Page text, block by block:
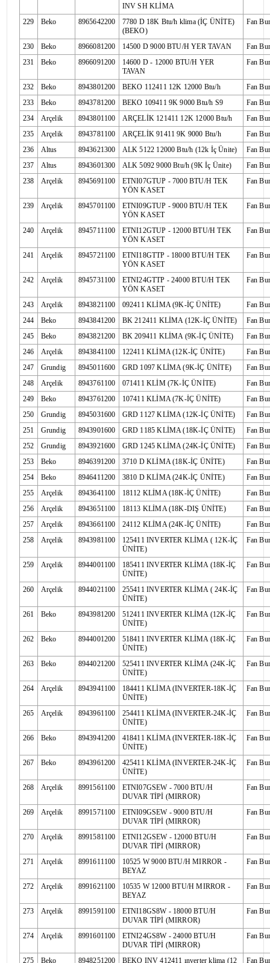
INV SH KLİMA
229 Beko 8965642200
7780 D 18K Btu/h klima (İÇ ÜNİTE)
(BEKO)
Fan
230 Beko 8966081200 14500 D 9000 BTU/H YER TAVAN
Fan
231
Beko 8966091200
14600 D - 12000 BTU/H YER
TAVAN
Fan
232 Beko 8943801200 BEKO 112411 12K 12000 Btu/h
Fan
233
Beko 8943781200 BEKO 109411 9K 9000 Btu/h S9
Fan
234
Arçelik 8943801100 ARÇELİK 121411 12K 12000 Btu/h
Fan
235
Arçelik 8943781100 ARÇELİK 91411 9K 9000 Btu/h
Fan
236
Altus 8943621300 ALK 5122 12000 Btu/h (12k İç Ünite)
Fan
237
Altus 8943601300 ALK 5092 9000 Btu/h (9K İç Ünite)
Fan
238
Arçelik 8945691100
ETNI07GTUP - 7000 BTU/H TEK
YÖN KASET
Fan
239 Arçelik 8945701100
ETNI09GTUP - 9000 BTU/H TEK
YÖN KASET
Fan
240 Arçelik 8945711100
ETNI12GTUP - 12000 BTU/H TEK
YÖN KASET
Fan
241 Arçelik 8945721100
ETNI18GTTP - 18000 BTU/H TEK
YÖN KASET
Fan
242 Arçelik 8945731100
ETNI24GTTP - 24000 BTU/H TEK
YÖN KASET
Fan
243 Arçelik 8943821100 092411 KLİMA (9K-İÇ ÜNİTE)
Fan
244
Beko 8943841200 BK 212411 KLİMA (12K-İÇ ÜNİTE)
Fan
245
Beko 8943821200 BK 209411 KLİMA (9K-İÇ ÜNİTE)
Fan
246
Arçelik 8943841100 122411 KLİMA (12K-İÇ ÜNİTE)
Fan
247
Grundig 8945011600 GRD 1097 KLİMA (9K-İÇ ÜNİTE)
Fan
248
Arçelik 8943761100 071411 KLİM (7K-İÇ ÜNİTE)
Fan
249
Beko 8943761200 107411 KLİMA (7K-İÇ ÜNİTE)
Fan
250
Grundig 8945031600 GRD 1127 KLİMA (12K-İÇ ÜNİTE)
Fan
251
Grundig 8943901600 GRD 1185 KLİMA (18K-İÇ ÜNİTE)
Fan
252
Grundig 8943921600 GRD 1245 KLİMA (24K-İÇ ÜNİTE)
Fan
253
Beko 8946391200 3710 D KLİMA (18K-İÇ ÜNİTE)
Fan
254
Beko 8946411200 3810 D KLİMA (24K-İÇ ÜNİTE)
Fan
255
Arçelik 8943641100 18112 KLİMA (18K-İÇ ÜNİTE)
Fan
256
Arçelik 8943651100 18113 KLİMA (18K-DIŞ ÜNİTE)
Fan
257
Arçelik 8943661100 24112 KLİMA (24K-İÇ ÜNİTE)
Fan
258
Arçelik 8943981100
125411 INVERTER KLİMA ( 12K-İÇ
ÜNİTE)
Fan
259 Arçelik 8944001100
185411 INVERTER KLİMA (18K-İÇ
ÜNİTE)
Fan
260 Arçelik 8944021100
255411 INVERTER KLİMA ( 24K-İÇ
ÜNİTE)
Fan
261 Beko 8943981200
512411 INVERTER KLİMA (12K-İÇ
ÜNİTE)
Fan
262 Beko 8944001200
518411 INVERTER KLİMA (18K-İÇ
ÜNİTE)
Fan
263 Beko 8944021200
525411 INVERTER KLİMA (24K-İÇ
ÜNİTE)
Fan
264 Arçelik 8943941100
184411 KLİMA (INVERTER-18K-İÇ
ÜNİTE)
Fan
265 Arçelik 8943961100
254411 KLİMA (INVERTER-24K-İÇ
ÜNİTE)
Fan
266 Beko 8943941200
418411 KLİMA (INVERTER-18K-İÇ
ÜNİTE)
Fan
267 Beko 8943961200
425411 KLİMA (INVERTER-24K-İÇ
ÜNİTE)
Fan
268 Arçelik 8991561100
ETNI07GSEW - 7000 BTU/H
DUVAR TİPİ (MIRROR)
Fan
269 Arçelik 8991571100
ETNI09GSEW - 9000 BTU/H
DUVAR TİPİ (MIRROR)
Fan
270 Arçelik 8991581100
ETNI12GSEW - 12000 BTU/H
DUVAR TİPİ (MIRROR)
Fan
271 Arçelik 8991611100
10525 W 9000 BTU/H MIRROR -
BEYAZ
Fan
272 Arçelik 8991621100
10535 W 12000 BTU/H MIRROR -
BEYAZ
Fan
273 Arçelik 8991591100
ETNI18GS8W - 18000 BTU/H
DUVAR TİPİ (MIRROR)
Fan
274 Arçelik 8991601100
ETNI24GS8W - 24000 BTU/H
DUVAR TİPİ (MIRROR)
Fan
275 Beko 8948251200 BEKO INV 412411 ınverter klima (12 Fan